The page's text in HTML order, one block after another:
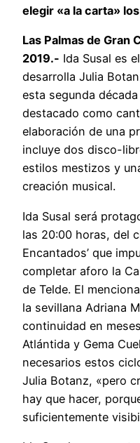
elegir «a la carta»
Las Palmas de Gran
2019.- Ida Susal es
desarrolla Julia
esta segunda
destacado como
elaboración de una
incluye dos disco-
estilos mestizos y
creación musical.
Ida Susal será
las 20:00 horas, del
Encantados’ que
completar aforo la
de Telde. El
la sevillana Adriana
continuidad en
Atlántida y Gema
necesarios estos
Julia Botanz, «pero
hay que hacer,
suficientemente